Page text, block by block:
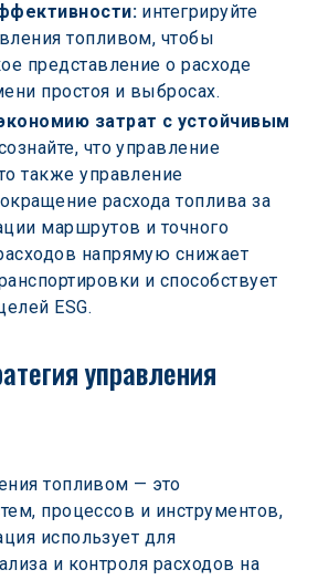
интегрируйте
топливом, чтобы
представление о расходе
простоя и выбросах.
затрат с устойчивым
что управление
также управление
расхода топлива за
маршрутов и точного
напрямую снижает
и способствует
ESG.
управления
топливом — это
процессов и инструментов,
использует для
и контроля расходов на